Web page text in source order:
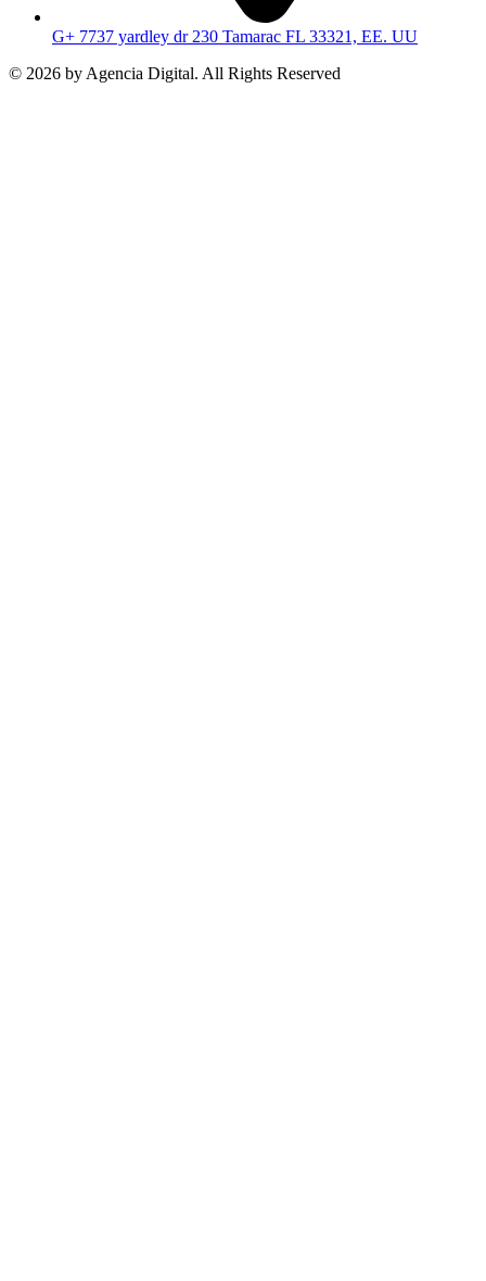
G+ 7737 yardley dr 230 Tamarac FL 33321, EE. UU
© 2026 by Agencia Digital. All Rights Reserved